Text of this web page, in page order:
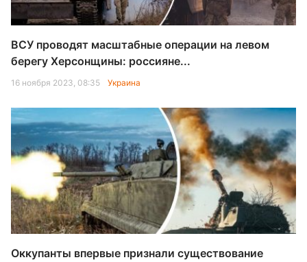
ВСУ проводят масштабные операции на левом
берегу Херсонщины: россияне...
16 ноября 2023, 08:35 Украина
Оккупанты впервые признали существование